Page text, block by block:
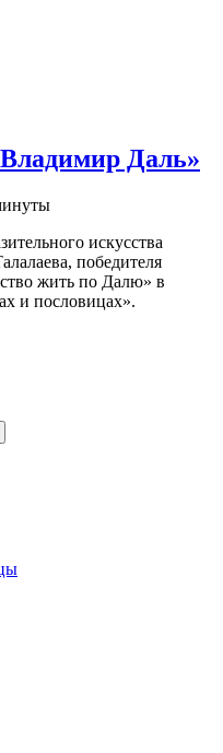
Даль»
искусства
победителя
жить по Далю» в
и пословицах».